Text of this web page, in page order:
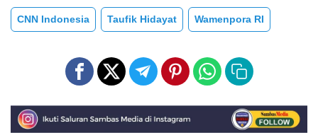
CNN Indonesia Taufik Hidayat Wamenpora RI